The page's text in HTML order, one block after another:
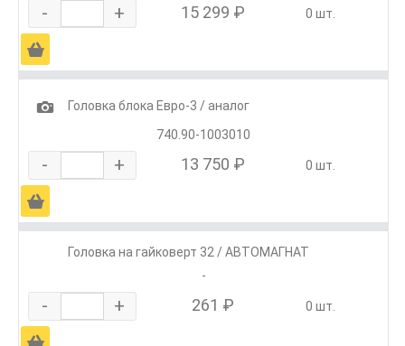
- + 15 299 ₽ 0 шт.
Ä
1
Головка блока Евро-3 / аналог
740.90-1003010
- + 13 750 ₽ 0 шт.
Ä
Головка на гайковерт 32 / АВТОМАГНАТ
-
- + 261 ₽ 0 шт.